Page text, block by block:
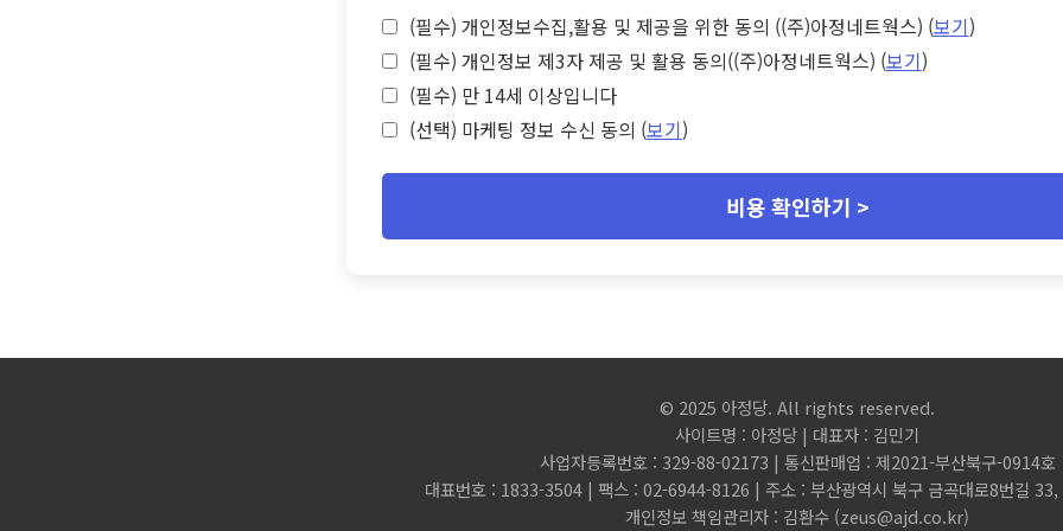
(필수) 개인정보수집,활용 및 제공을 위한 동의 ((주)아정네트웍스) (보기)
(필수) 개인정보 제3자 제공 및 활용 동의((주)아정네트웍스) (보기)
(필수) 만 14세 이상입니다
(선택) 마케팅 정보 수신 동의 (보기)
비용 확인하기 >
© 2025 아정당. All rights reserved.
사이트명 : 아정당 | 대표자 : 김민기
사업자등록번호 : 329-88-02173 | 통신판매업 : 제2021-부산북구-0914호
대표번호 : 1833-3504 | 팩스 : 02-6944-8126 | 주소 : 부산광역시 북구 금곡대로8번길 33,
개인정보 책임관리자 : 김환수 (zeus@ajd.co.kr)